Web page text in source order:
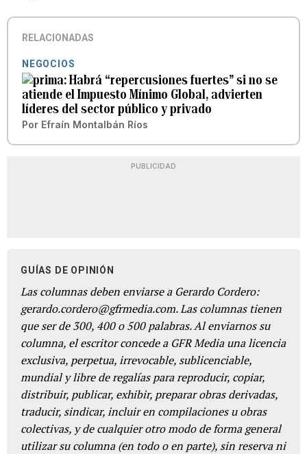
RELACIONADAS
NEGOCIOS
Habrá “repercusiones fuertes” si no se
atiende el Impuesto Mínimo Global, advierten
líderes del sector público y privado
Por Efraín Montalbán Ríos
PUBLICIDAD
GUÍAS DE OPINIÓN
Las columnas deben enviarse a Gerardo Cordero:
gerardo.cordero@gfrmedia.com. Las columnas tienen
que ser de 300, 400 o 500 palabras. Al enviarnos su
columna, el escritor concede a GFR Media una licencia
exclusiva, perpetua, irrevocable, sublicenciable,
mundial y libre de regalías para reproducir, copiar,
distribuir, publicar, exhibir, preparar obras derivadas,
traducir, sindicar, incluir en compilaciones u obras
colectivas, y de cualquier otro modo de forma general
utilizar su columna (en todo o en parte), sin reserva ni